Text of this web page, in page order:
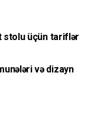
stolu üçün tariflər
və dizayn